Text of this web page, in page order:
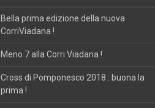
Bella prima edizione della nuova
CorriViadana !
Meno 7 alla Corri Viadana !
Cross di Pomponesco 2018 : buona la
prima !